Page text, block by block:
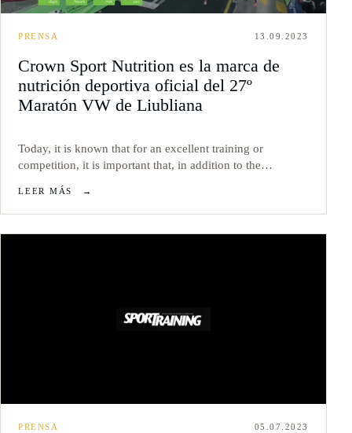
PRENSA 13.09.2023
Crown Sport Nutrition es la marca de
nutrición deportiva oficial del 27º
Maratón VW de Liubliana
Today, it is known that for an excellent training or
competition, it is important that, in addition to the…
LEER MÁS →
PRENSA 05.07.2023